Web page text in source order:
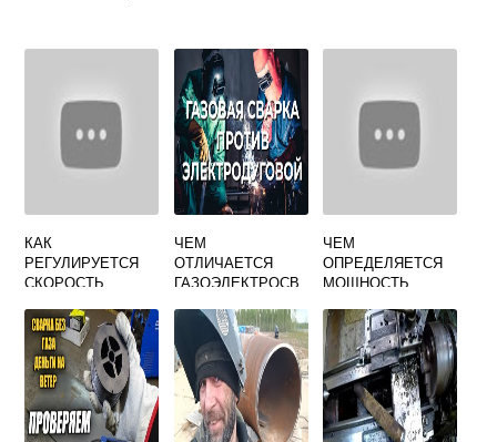
КАК
РЕГУЛИРУЕТСЯ
СКОРОСТЬ
МЕТАЛЛА ПРИ
ГАЗОВОЙ СВАРКЕ
ЧЕМ
ОТЛИЧАЕТСЯ
ГАЗОЭЛЕКТРОСВ
ЭЛЕКТРОСВАРЩИ
КА
ЧЕМ
ОПРЕДЕЛЯЕТСЯ
МОЩНОСТЬ